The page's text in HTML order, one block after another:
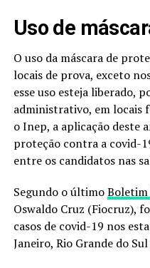
Uso de
O uso da máscara de
locais de prova, exceto
esse uso esteja liberado,
administrativo, em locais
o Inep, a aplicação deste
proteção contra a covid-
entre os candidatos nas
Segundo o último
Oswaldo Cruz (Fiocruz),
casos de covid-19 nos
Janeiro, Rio Grande do